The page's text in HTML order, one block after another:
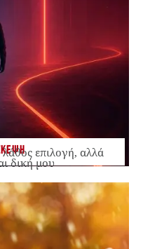
επιλογή, αλλά
δική μου